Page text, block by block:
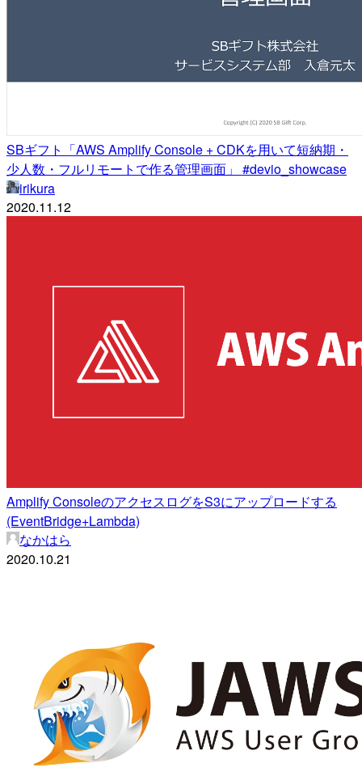
SBギフト「AWS Amplify Console + CDKを用いて短納期・
少人数・フルリモートで作る管理画面」 #devio_showcase
irikura
2020.11.12
Amplify ConsoleのアクセスログをS3にアップロードする
(EventBridge+Lambda)
なかはら
2020.10.21